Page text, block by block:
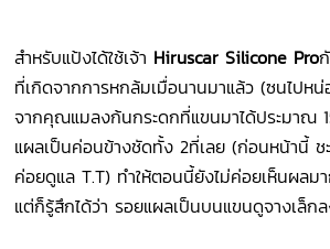
สำหรับแป้งได้ใช้เจ้า Hiruscar Silicone Pro
ที่เกิดจากการหกล้มเมื่อนานมาแล้ว (ซนไปหน่
จากคุณแมลงก้นกระดกที่แขนมาได้ประมาณ
แผลเป็นค่อนข้างชัดทั้ง 2ที่เลย (ก่อนหน้านี้ ชะ
ค่อยดูแล T.T) ทำให้ตอนนี้ยังไม่ค่อยเห็นผลมา
แต่ก็รู้สึกได้ว่า รอยแผลเป็นบนแขนดูจางเล็ก